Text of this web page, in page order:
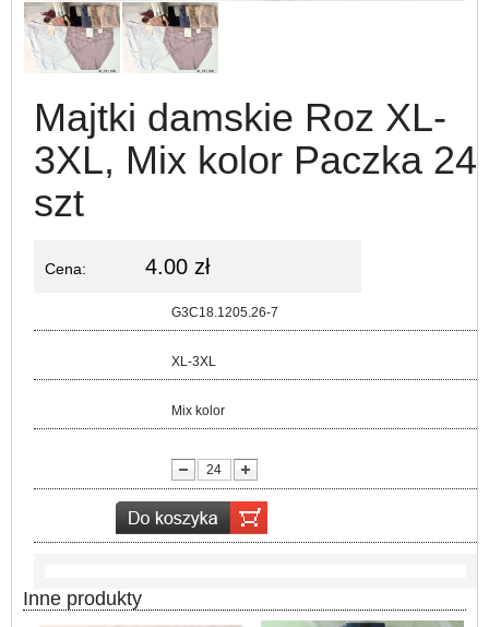
Majtki damskie Roz XL-
3XL, Mix kolor Paczka 24
szt
Cena: 4.00 zł
G3C18.1205.26-7
XL-3XL
Mix kolor
Inne produkty